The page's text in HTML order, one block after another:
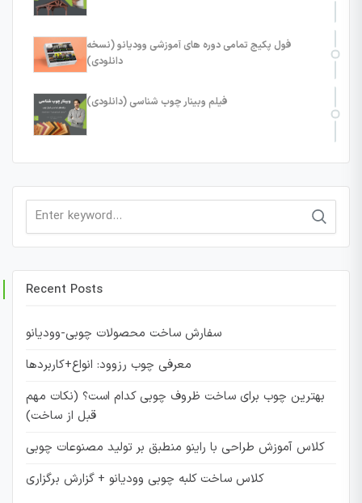
فول پکیج تمامی دوره های آموزشی وودیانو (نسخه
دانلودی)
فیلم وبینار چوب شناسی (دانلودی)
Search
Recent Posts
سفارش ساخت محصولات چوبی-وودیانو
معرفی چوب رزوود: انواع+کاربردها
بهترین چوب برای ساخت ظروف چوبی کدام است؟ (نکات مهم
قبل از ساخت)
کلاس آموزش طراحی با راینو منطبق بر تولید مصنوعات چوبی
کلاس ساخت کلبه چوبی وودیانو + گزارش برگزاری